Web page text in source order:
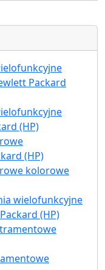
Packard
(HP)
(HP)
kolorowe
wielofunkcyjne
(HP)